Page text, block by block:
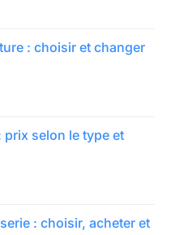
: choisir et changer
prix selon le type et
: choisir, acheter et